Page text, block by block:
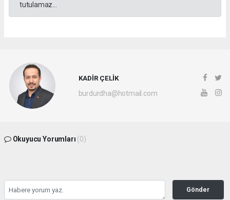
tutulamaz...
KADİR ÇELİK
burdurdha@hotmail.com
Okuyucu Yorumları (0)
Gönder